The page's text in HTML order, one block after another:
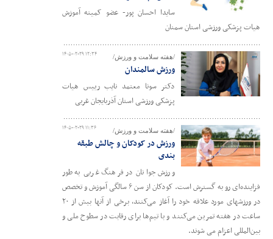
سایدا احسان پور- عضو کمیته آموزش
هیات پزشکی ورزشی استان سمنان
۱۴۰۵-۰۲-۲۹ ۱۲:۳۴ /هفته سلامت و ورزش/
ورزش سالمندان
دکتر سونا معتمد نایب رییس هیات
پزشکی ورزشی استان آذربایجان غربی
۱۴۰۵-۰۲-۲۹ ۱۱:۳۶ /هفته سلامت و ورزش/
ورزش در کودکان و چالش طبقه
بندی
ورزش جوانان در فرهنگ غربی به طور
فزاینده‌ای رو به گسترش است. کودکان از سن ۶ سالگی آموزش و تخصص
در ورزشهای مورد علاقه خود را آغاز می‌کنند، برخی از آنها بیش از ۲۰
ساعت در هفته تمرین می‌کنند و با تیم‌ها برای رقابت در سطوح ملی و
بین‌المللی اعزام می شوند.